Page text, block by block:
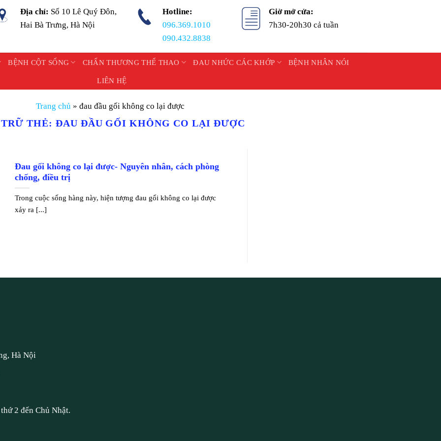
Địa chỉ: Số 10 Lê Quý Đôn,
Hai Bà Trưng, Hà Nội
Hotline:
096.369.1010
090.432.8838
Giờ mở cửa:
7h30-20h30 cả tuần
BỆNH CỘT SỐNG CHẤN THƯƠNG THỂ THAO ĐAU NHỨC CÁC KHỚP BỆNH NHÂN NÓI
LIÊN HỆ
Trang chủ » đau đầu gối không co lại được
THẺ: ĐAU ĐẦU GỐI KHÔNG CO LẠI ĐƯỢC
Đau gối không co lại được- Nguyên nhân, cách phòng
chống, điều trị
Trong cuộc sống hàng này, hiện tượng đau gối không co lại được
xảy ra [...]
Hà Nội
2 đến Chủ Nhật.